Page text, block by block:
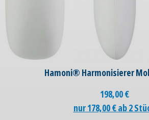
Hamoni® Harmonisierer
198,00€
nur 178,00 € ab 2